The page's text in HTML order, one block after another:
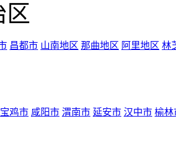
区
昌都市 山南地区 那曲地区 阿里地区 林
宝鸡市 咸阳市 渭南市 延安市 汉中市 榆林